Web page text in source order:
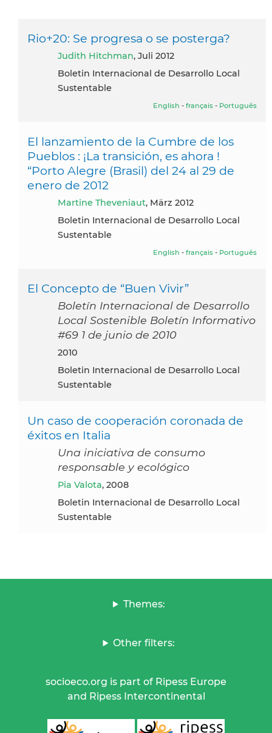
Rio+20: Se progresa o se posterga?
Judith Hitchman, Juli 2012
Boletin Internacional de Desarrollo Local
Sustentable
English - français - Português
El lanzamiento de la Cumbre de los
Pueblos : ¡La transición, es ahora !
“Porto Alegre (Brasil) del 24 al 29 de
enero de 2012
Martine Theveniaut, März 2012
Boletin Internacional de Desarrollo Local
Sustentable
English - français - Português
El Concepto de “Buen Vivir”
Boletín Internacional de Desarrollo
Local Sostenible Boletín Informativo
#69 1 de junio de 2010
2010
Boletin Internacional de Desarrollo Local
Sustentable
Un caso de cooperación coronada de
éxitos en Italia
Una iniciativa de consumo
responsable y ecológico
Pia Valota, 2008
Boletin Internacional de Desarrollo Local
Sustentable
Themes:
Other filters:
socioeco.org is part of Ripess Europe
and Ripess Intercontinental